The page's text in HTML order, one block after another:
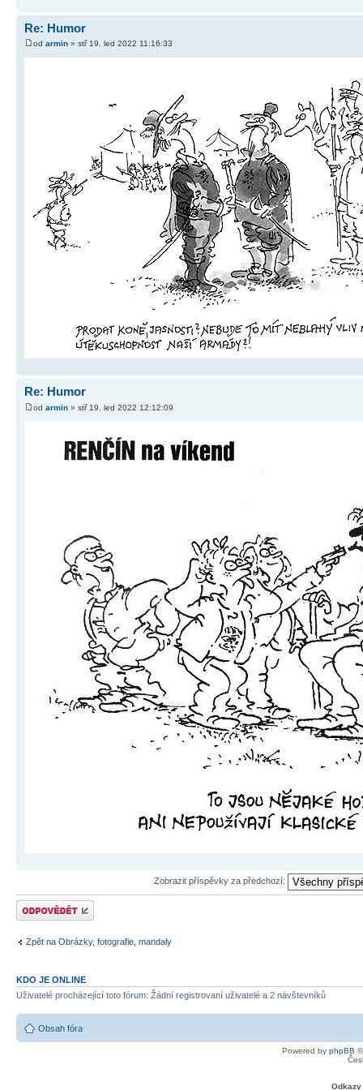
Re: Humor
od armin » stř 19. led 2022 11:16:33
Re: Humor
od armin » stř 19. led 2022 12:12:09
Zobrazit příspěvky za předchozí:
Odeslat odpověď
Zpět na Obrázky, fotografie, mandaly
KDO JE ONLINE
Uživatelé procházející toto fórum: Žádní registrovaní uživatelé a 2 návštevníků
Obsah fóra
Powered by phpBB